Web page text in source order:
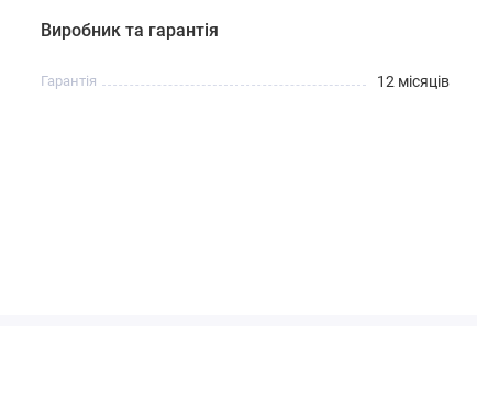
Виробник та гарантія
Гарантія 12 місяців